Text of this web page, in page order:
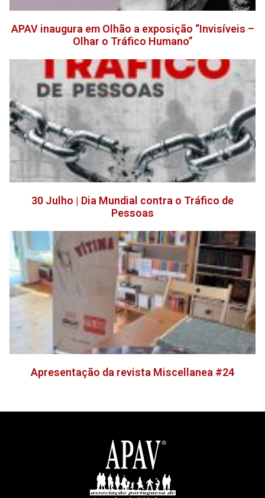
APAV inaugura em Olhão a exposição “Invisíveis –
Olhar o Tráfico Humano”
30 Julho | Dia Mundial contra o Tráfico de
Pessoas
Apresentação da revista Miscellanea #24